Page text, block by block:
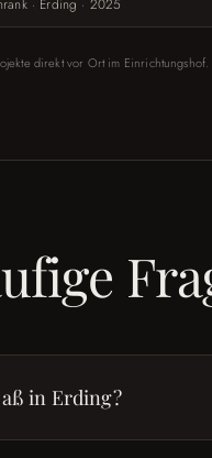
· Erding · 2025
direkt vor Ort im Einrichtungshof.
in Erding?